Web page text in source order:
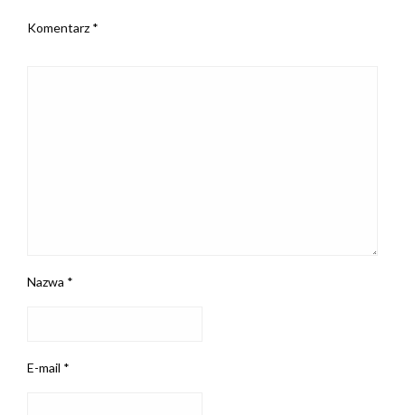
Komentarz *
Nazwa *
E-mail *